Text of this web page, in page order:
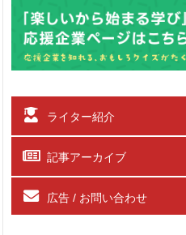
ライター紹介
記事アーカイブ
広告 / お問い合わせ